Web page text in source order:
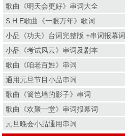
歌曲《明天会更好》串词大全
S.H.E歌曲《一眼万年》歌词
小品《功夫》台词完整版 +串词报幕词
小品《考试风云》串词及剧本
歌曲《咱老百姓》串词
通用元旦节目小品串词
歌曲《篱笆墙的影子》串词
歌曲《欢聚一堂》串词报幕词
元旦晚会小品通用串词